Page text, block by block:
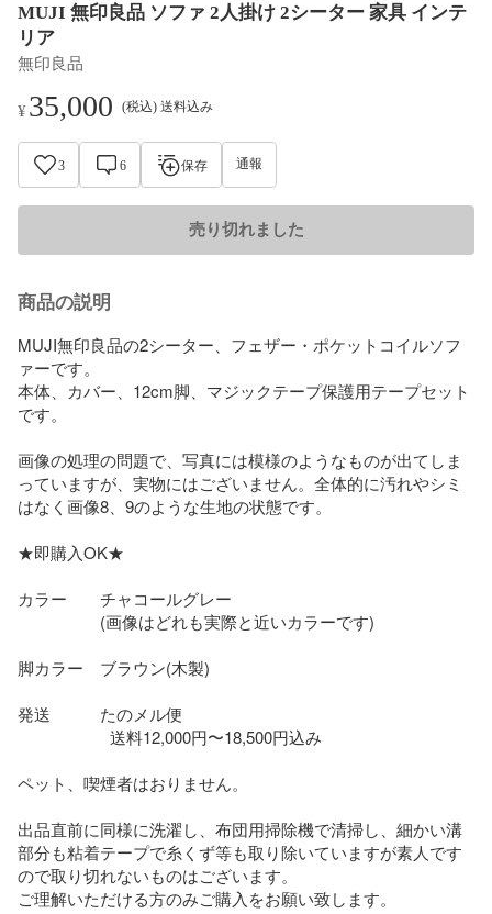
MUJI 無印良品 ソファ 2人掛け 2シーター 家具 インテ
リア
無印良品
¥35,000 (税込) 送料込み
3 6 保存 通報
売り切れました
商品の説明
MUJI無印良品の2シーター、フェザー・ポケットコイルソフ
ァーです。
本体、カバー、12cm脚、マジックテープ保護用テープセット
です。
画像の処理の問題で、写真には模様のようなものが出てしま
っていますが、実物にはございません。全体的に汚れやシミ
はなく画像8、9のような生地の状態です。
★即購入OK★
カラー　　チャコールグレー
(画像はどれも実際と近いカラーです)
脚カラー　ブラウン(木製)
発送　　　たのメル便
ペット、喫煙者はおりません。
出品直前に同様に洗濯し、布団用掃除機で清掃し、細かい溝
部分も粘着テープで糸くず等も取り除いていますが素人です
ので取り切れないものはございます。
ご理解いただける方のみご購入をお願い致します。